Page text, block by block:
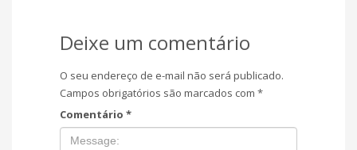
Deixe um comentário
O seu endereço de e-mail não será publicado.
Campos obrigatórios são marcados com *
Comentário *